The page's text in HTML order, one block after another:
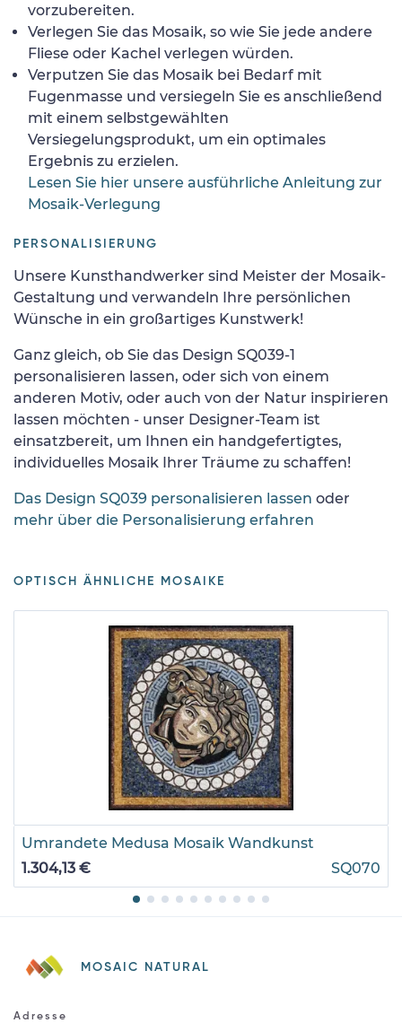
vorzubereiten.
Verlegen Sie das Mosaik, so wie Sie jede andere
Fliese oder Kachel verlegen würden.
Verputzen Sie das Mosaik bei Bedarf mit
Fugenmasse und versiegeln Sie es anschließend
mit einem selbstgewählten
Versiegelungsprodukt, um ein optimales
Ergebnis zu erzielen.
Lesen Sie hier unsere ausführliche Anleitung zur
Mosaik-Verlegung
PERSONALISIERUNG
Unsere Kunsthandwerker sind Meister der Mosaik-
Gestaltung und verwandeln Ihre persönlichen
Wünsche in ein großartiges Kunstwerk!
Ganz gleich, ob Sie das Design SQ039-1
personalisieren lassen, oder sich von einem
anderen Motiv, oder auch von der Natur inspirieren
lassen möchten - unser Designer-Team ist
einsatzbereit, um Ihnen ein handgefertigtes,
individuelles Mosaik Ihrer Träume zu schaffen!
Das Design SQ039 personalisieren lassen oder
mehr über die Personalisierung erfahren
OPTISCH ÄHNLICHE MOSAIKE
Umrandete Medusa Mosaik Wandkunst
1.304,13 €
SQ070
MOSAIC NATURAL
Adresse